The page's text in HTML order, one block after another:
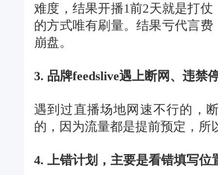
难度，结果开播1前2天就是打
的方式唯有刷量。结果亏代言
崩盘。
3. 品牌feedslive遇上断网、违禁
遇到过直播场地网速不行的，
的，因为流量都是提前预定，所
4. 上错计划，主要是看错填写位